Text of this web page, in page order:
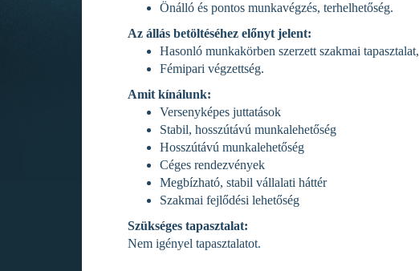
Önálló és pontos munkavégzés, terhelhetőség.
Az állás betöltéséhez előnyt jelent:
Hasonló munkakörben szerzett szakmai tapasztalat,
Fémipari végzettség.
Amit kínálunk:
Versenyképes juttatások
Stabil, hosszútávú munkalehetőség
Hosszútávú munkalehetőség
Céges rendezvények
Megbízható, stabil vállalati háttér
Szakmai fejlődési lehetőség
Szükséges tapasztalat:
Nem igényel tapasztalatot.